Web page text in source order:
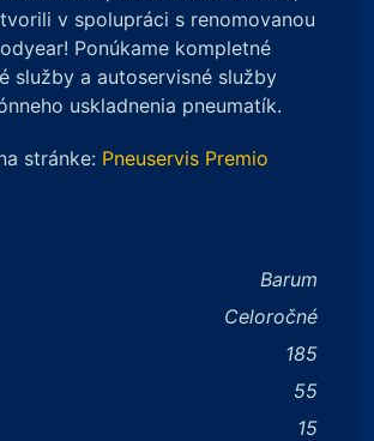
v spolupráci s renomovanou
Ponúkame kompletné
služby a autoservisné služby
uskladnenia pneumatík.
stránke: Pneuservis Premio
Barum
Celoročné
185
55
15